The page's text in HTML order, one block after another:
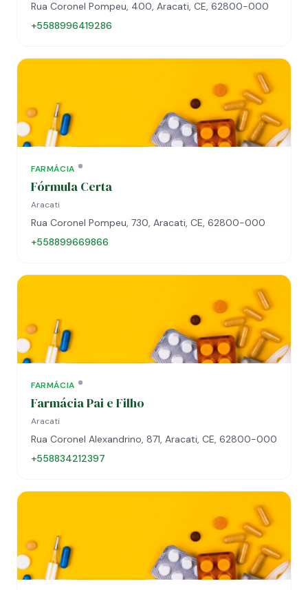
Rua Coronel Pompeu, 400, Aracati, CE, 62800-000
+5588996419286
FARMÁCIA
Fórmula Certa
Aracati
Rua Coronel Pompeu, 730, Aracati, CE, 62800-000
+558899669866
FARMÁCIA
Farmácia Pai e Filho
Aracati
Rua Coronel Alexandrino, 871, Aracati, CE, 62800-000
+558834212397